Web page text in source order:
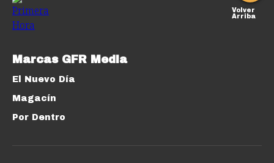
Volver
Arriba
Marcas GFR Media
El Nuevo Día
Magacín
Por Dentro